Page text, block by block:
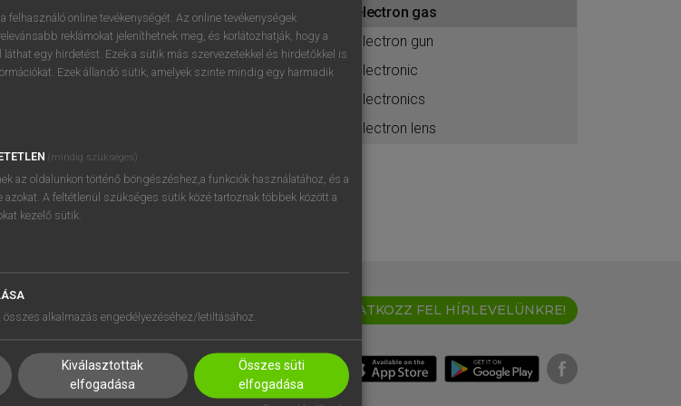
próbaverziójának elindításához
regisztrálok ésbelépek.
REGISZTRÁCIÓ
electron gas
electron gun
electronic
electronics
electron lens
SÜTI BEÁLLÍTÁSOK
IRATKOZZ FEL HÍRLEVELÜNKRE!
felhasználó online tevékenységét. Az online tevékenységek
reklámokat jeleníthetnek meg, és korlátozhatják, hogy a
láthat egy hirdetést. Ezek a sütik más szervezetekkel és hirdetőkkel is
Ezek állandó sütik, amelyek szinte mindig egy harmadik
(mindig szükséges)
az oldalunkon történő böngészéshez,a funkciók használatához, és a
azokat. A feltétlenül szükséges sütik közé tartoznak többek között a
kezelő sütik.
összes alkalmazás engedélyezéséhez/letiltásához.
Kiválasztottak
elfogadása
Összes süti
elfogadása